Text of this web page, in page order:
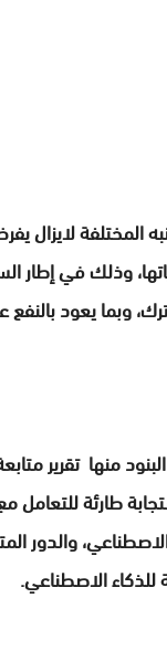
المختلفة لايزال
وذلك في إطار
يعود بالنفع
طارئة للتعامل
والدور
للذكاء الاصطناعي.